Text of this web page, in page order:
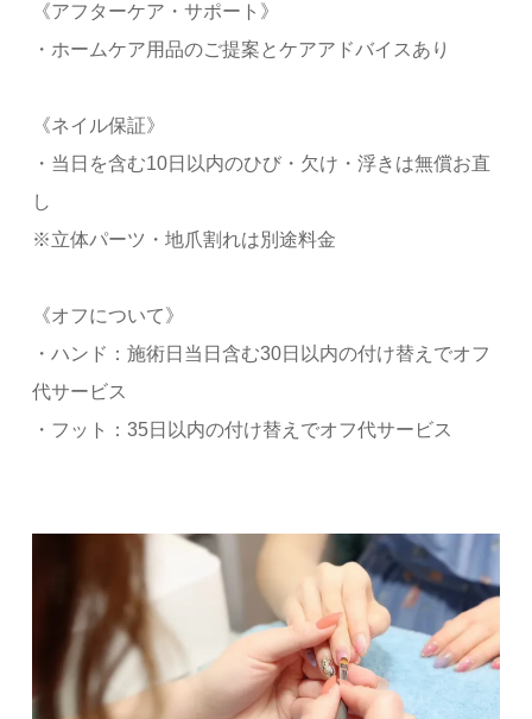
《アフターケア・サポート》
・ホームケア用品のご提案とケアアドバイスあり
《ネイル保証》
・当日を含む10日以内のひび・欠け・浮きは無償お直
し
※立体パーツ・地爪割れは別途料金
《オフについて》
・ハンド：施術日当日含む30日以内の付け替えでオフ
代サービス
・フット：35日以内の付け替えでオフ代サービス